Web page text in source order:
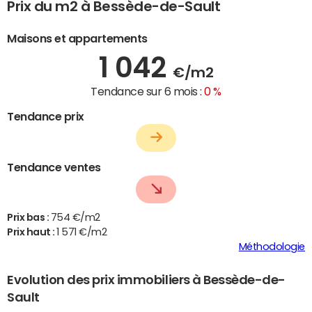
Prix du m2 à Bessède-de-Sault
Maisons et appartements
1 042 €/m2
Tendance sur 6 mois :0 %
Tendance prix
Tendance ventes
Prix bas : 754 €/m2
Prix haut :
1 571 €/m2
Méthodologie
Evolution des prix immobiliers à Bessède-de-
Sault